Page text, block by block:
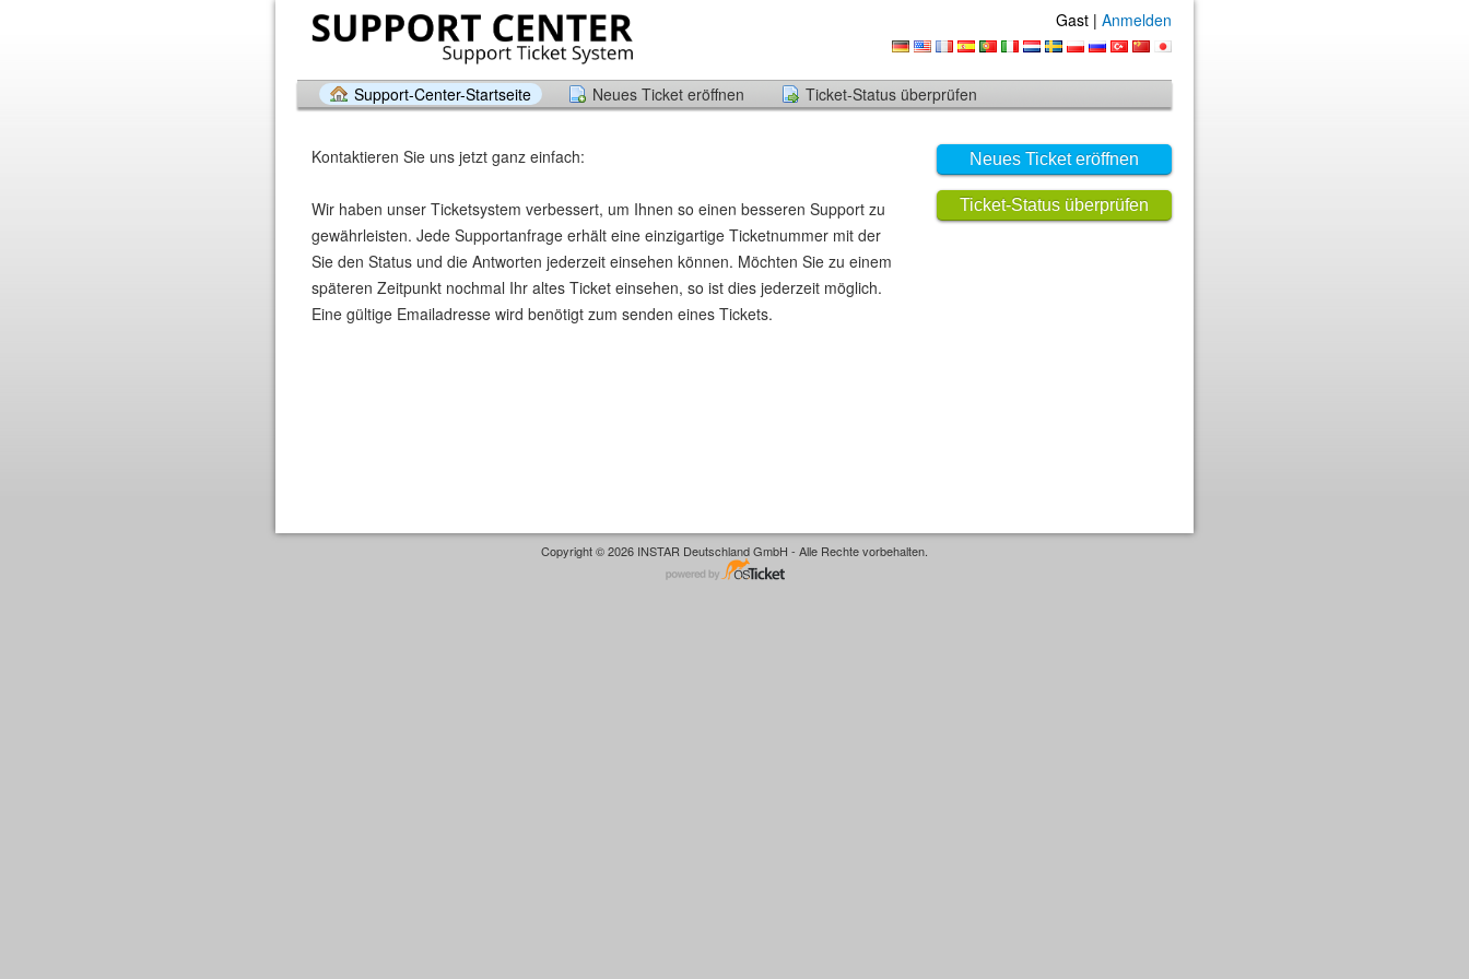
Gast | Anmelden
Support-Center-Startseite Neues Ticket eröffnen Ticket-Status überprüfen
Neues Ticket eröffnen
Ticket-Status überprüfen
Kontaktieren Sie uns jetzt ganz einfach:
Wir haben unser Ticketsystem verbessert, um Ihnen so einen besseren Support zu
gewährleisten. Jede Supportanfrage erhält eine einzigartige Ticketnummer mit der
Sie den Status und die Antworten jederzeit einsehen können. Möchten Sie zu einem
späteren Zeitpunkt nochmal Ihr altes Ticket einsehen, so ist dies jederzeit möglich.
Eine gültige Emailadresse wird benötigt zum senden eines Tickets.
Copyright © 2026 INSTAR Deutschland GmbH - Alle Rechte vorbehalten.